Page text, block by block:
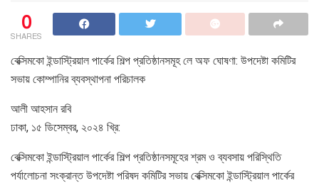
0
SHARES
বেক্সিমকো ইন্ডাস্ট্রিয়াল পার্কের শিল্প প্রতিষ্ঠানসমূহ লে অফ ঘোষণা: উপদেষ্টা কমিটির
সভায় কোম্পানির ব্যবস্থাপনা পরিচালক
আলী আহসান রবি
ঢাকা, ১৫ ডিসেম্বর, ২০২৪ খ্রি:
বেক্সিমকো ইন্ডাস্ট্রিয়াল পার্কের শিল্প প্রতিষ্ঠানসমূহের শ্রম ও ব্যবসায় পরিস্থিতি
পর্যালোচনা সংক্রান্ত উপদেষ্টা পরিষদ কমিটির সভায় বেক্সিমকো ইন্ডাস্ট্রিয়াল পার্কের